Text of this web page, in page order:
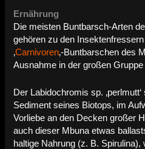
Ernährung
Die meisten Buntbarsch-Arten
gehören zu den
‚Carnivoren‚-Buntbarschen des
Ausnahme in der großen
Der Labidochromis sp.
Sediment seines Biotops, im
Vorliebe an den Decken großer
auch dieser Mbuna etwas
haltige Nahrung (z. B.